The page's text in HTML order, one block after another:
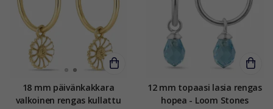
18 mm päivänkakkara
valkoinen rengas kullattu
12 mm topaasi lasia rengas
hopea - Loom Stones